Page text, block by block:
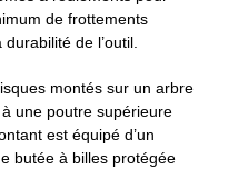
de frottements
de l’outil.
montés sur un arbre
une poutre supérieure
est équipé d’un
butée à billes protégée